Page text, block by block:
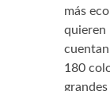
más
quieren
180